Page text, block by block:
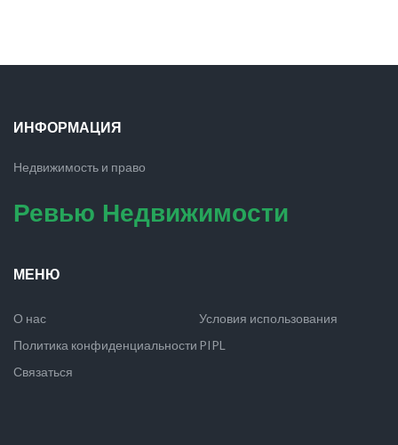
ИНФОРМАЦИЯ
Недвижимость и право
Ревью Недвижимости
МЕНЮ
О нас
Условия использования
Политика конфиденциальности PIPL
Связаться